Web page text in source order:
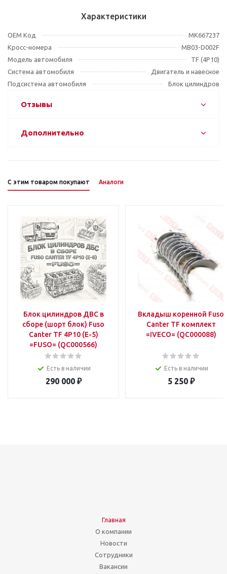
Характеристики
OEM Код
MK667237
Кросс-номера
MB03-D002F
Модель автомобиля
TF (4P10)
Система автомобиля
Двигатель и навесное
Подсистема автомобиля
Блок цилиндров
Отзывы
Дополнительно
С этим товаром покупают Аналоги
Блок цилиндров ДВС в
сборе (шорт блок) Fuso
Canter TF 4P10 (Е-5)
=FUSO= (QC000566)
Есть в наличии
290 000₽
Вкладыш коренной Fuso
Canter TF комплект
=IVECO= (QC000088)
Есть в наличии
5 250₽
Главная
О компании
Новости
Сотрудники
Вакансии